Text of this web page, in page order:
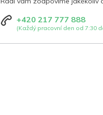
+420 217 777 888
(Každý pracovní den od 7:30